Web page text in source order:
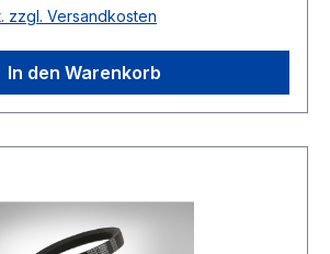
Zugstrang Polyester
zzgl. Versandkosten
In den Warenkorb